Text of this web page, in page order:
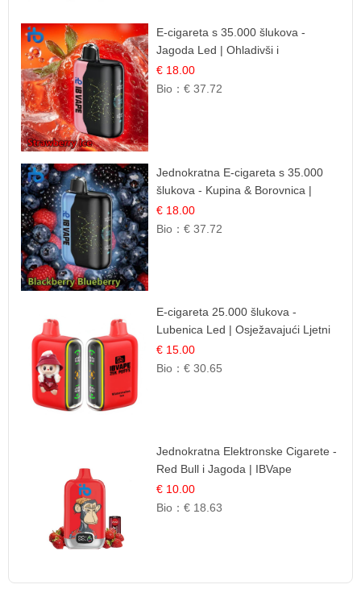
E-cigareta s 35.000 šlukova -
Jagoda Led | Ohladivši i
Osježavajući Okus
€ 18.00
Bio：€ 37.72
Jednokratna E-cigareta s 35.000
šlukova - Kupina & Borovnica |
Intenzivna Mješavina Šumskog
Voća
€ 18.00
Bio：€ 37.72
E-cigareta 25.000 šlukova -
Lubenica Led | Osježavajući Ljetni
Okus
€ 15.00
Bio：€ 30.65
Jednokratna Elektronske Cigarete -
Red Bull i Jagoda | IBVape
€ 10.00
Bio：€ 18.63